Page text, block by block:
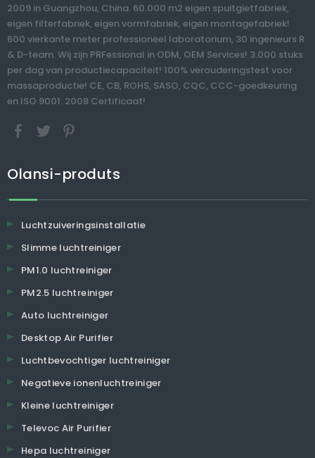
2009 in Guangzhou, China. 60.000 m2 eigen spuitgietfabriek,
eigen filterfabriek, eigen vormfabriek, eigen montagefabriek!
600 vierkante meter professioneel laboratorium, 30 ingenieurs R
& D-team. Wij zijn PRFessional in ODM, OEM Services! 3.000 stuks
per dag van productiecapaciteit! 100% verouderingstest voor
massaproductie! CE, CB, ROHS, SASO, CQC, CCC-goedkeuring
en ISO 9001: 2008 Certificaat!
Olansi-produts
Luchtzuiveringsinstallatie
Slimme luchtreiniger
PM1.0 luchtreiniger
PM2.5 luchtreiniger
Auto luchtreiniger
Desktop Air Purifier
Luchtbevochtiger luchtreiniger
Negatieve ionenluchtreiniger
Kleine luchtreiniger
Televoc Air Purifier
Hepa luchtreiniger